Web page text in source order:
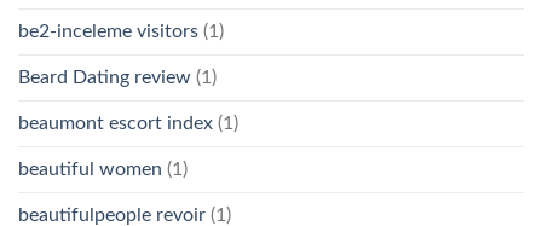
be2-inceleme visitors (1)
Beard Dating review (1)
beaumont escort index (1)
beautiful women (1)
beautifulpeople revoir (1)